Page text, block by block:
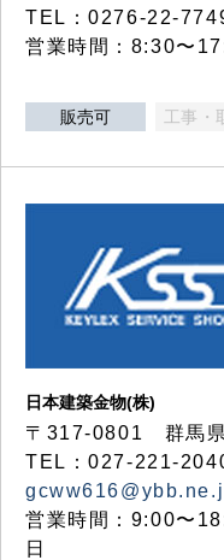
TEL：0276-22-
営業時間：8:30〜
販売可 工事・
日本建築金物(株)
〒317‐0801 群馬
TEL：027-221-
営業時間：9:00〜
日